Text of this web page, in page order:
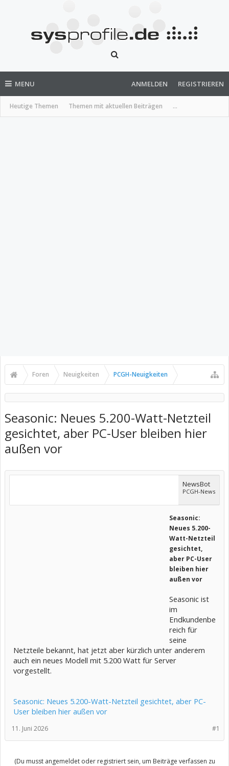
MENU
Heutige Themen Themen mit aktuellen Beiträgen ...
ANMELDEN REGISTRIEREN
Foren Neuigkeiten PCGH-Neuigkeiten
Seasonic: Neues 5.200-Watt-Netzteil
gesichtet, aber PC-User bleiben hier
außen vor
NewsBot
PCGH-News
Seasonic:
Neues 5.200-
Watt-Netzteil
gesichtet,
aber PC-User
bleiben hier
außen vor
Seasonic ist
im
Endkundenbe
reich für
seine
Netzteile bekannt, hat jetzt aber kürzlich unter anderem
auch ein neues Modell mit 5.200 Watt für Server
vorgestellt.
Seasonic: Neues 5.200-Watt-Netzteil gesichtet, aber PC-
User bleiben hier außen vor
#1
11. Juni 2026
(Du musst angemeldet oder registriert sein, um Beiträge verfassen zu